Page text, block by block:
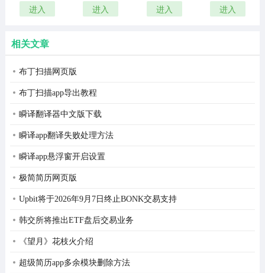
选择开始文件夹
服软件
进入
子插件
(Trapcode
进入
中文补丁
进入
工具
colorpix
进入
相关文章
布丁扫描网页版
布丁扫描app导出教程
瞬译翻译器中文版下载
瞬译app翻译失败处理方法
瞬译app悬浮窗开启设置
极简简历网页版
Upbit将于2026年9月7日终止BONK交易支持
韩交所将推出ETF盘后交易业务
《望月》花枝火介绍
超级简历app多余模块删除方法